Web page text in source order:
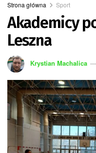
Strona główna Sport
Akademicy
Leszna
Krystian Machalica